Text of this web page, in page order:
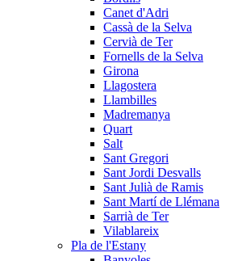
Canet d'Adri
Cassà de la Selva
Cervià de Ter
Fornells de la Selva
Girona
Llagostera
Llambilles
Madremanya
Quart
Salt
Sant Gregori
Sant Jordi Desvalls
Sant Julià de Ramis
Sant Martí de Llémana
Sarrià de Ter
Vilablareix
Pla de l'Estany